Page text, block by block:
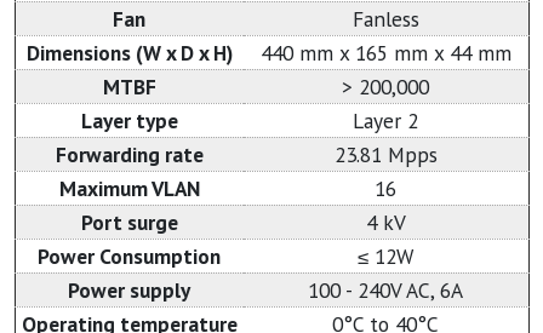
Fan
Fanless
Dimensions (W x D x H)
440 mm x 165 mm x 44 mm
MTBF
> 200,000
Layer type
Layer 2
Forwarding rate
23.81 Mpps
Maximum VLAN
16
Port surge
4 kV
Power Consumption
≤ 12W
Power supply
100 - 240V AC, 6A
Operating temperature
0°C to 40°C